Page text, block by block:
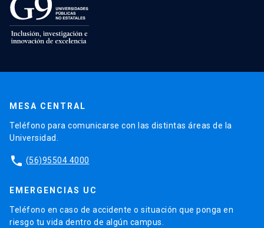
MESA CENTRAL
Teléfono para comunicarse con las distintas áreas de la
Universidad.
phone (56)95504 4000
EMERGENCIAS UC
Teléfono en caso de accidente o situación que ponga en
riesgo tu vida dentro de algún campus.